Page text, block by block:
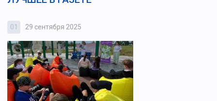
01 29 сентября 2025